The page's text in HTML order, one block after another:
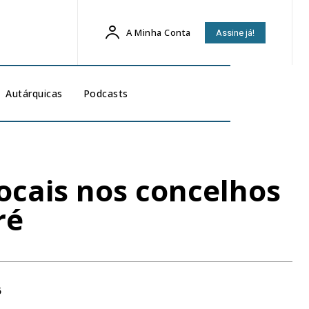
A Minha Conta Assine já!
Autárquicas Podcasts
nos concelhos